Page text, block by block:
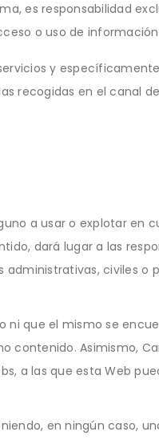
es responsabilidad
o uso de
y
recogidas en el canal
a usar o explotar en
dará lugar a las
civiles o
ni que el mismo se
contenido. Asimismo,
a las que esta Web
en ningún caso,